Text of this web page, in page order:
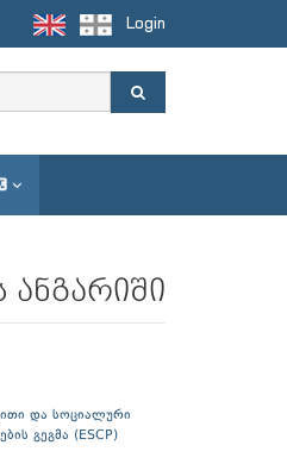
Login
და სოციალური
გეგმა (ESCP)